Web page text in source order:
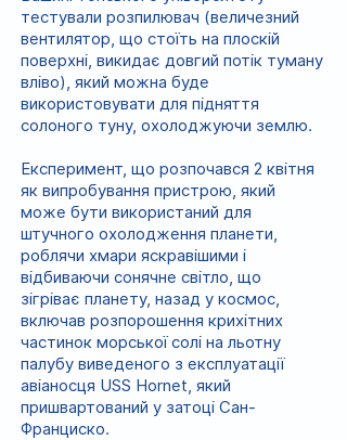
тестували розпилювач (величезний
вентилятор, що стоїть на плоскій
поверхні, викидає довгий потік туману
вліво), який можна буде
використовувати для підняття
солоного туну, охолоджуючи землю.
Експеримент, що розпочався 2 квітня
як випробування пристрою, який
може бути використаний для
штучного охолодження планети,
роблячи хмари яскравішими і
відбиваючи сонячне світло, що
зігріває планету, назад у космос,
включав розпорошення крихітних
частинок морської солі на льотну
палубу виведеного з експлуатації
авіаносця USS Hornet, який
пришвартований у затоці Сан-
Франциско.